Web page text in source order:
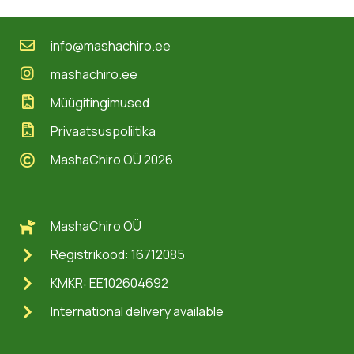
MashaChiro OÜ
Registrikood: 16712085
KMKR: EE102604692
International delivery available
info@mashachiro.ee
mashachiro.ee
Müügitingimused
Privaatsuspoliitika
MashaChiro OÜ 2026